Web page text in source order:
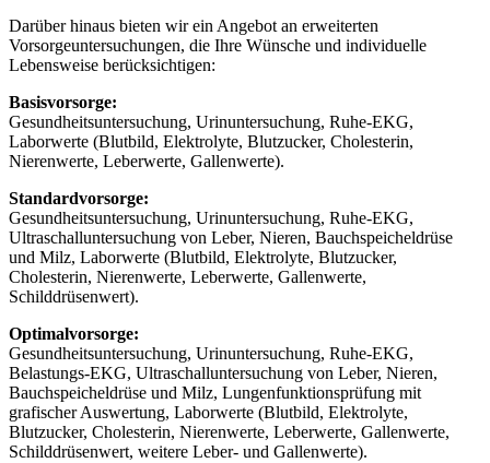
Darüber hinaus bieten wir ein Angebot an erweiterten
Vorsorgeuntersuchungen, die Ihre Wünsche und individuelle
Lebensweise berücksichtigen:
Basisvorsorge:
Gesundheitsuntersuchung, Urinuntersuchung, Ruhe-EKG,
Laborwerte (Blutbild, Elektrolyte, Blutzucker, Cholesterin,
Nierenwerte, Leberwerte, Gallenwerte).
Standardvorsorge:
Gesundheitsuntersuchung, Urinuntersuchung, Ruhe-EKG,
Ultraschalluntersuchung von Leber, Nieren, Bauchspeicheldrüse
und Milz, Laborwerte (Blutbild, Elektrolyte, Blutzucker,
Cholesterin, Nierenwerte, Leberwerte, Gallenwerte,
Schilddrüsenwert).
Optimalvorsorge:
Gesundheitsuntersuchung, Urinuntersuchung, Ruhe-EKG,
Belastungs-EKG, Ultraschalluntersuchung von Leber, Nieren,
Bauchspeicheldrüse und Milz, Lungenfunktionsprüfung mit
grafischer Auswertung, Laborwerte (Blutbild, Elektrolyte,
Blutzucker, Cholesterin, Nierenwerte, Leberwerte, Gallenwerte,
Schilddrüsenwert, weitere Leber- und Gallenwerte).